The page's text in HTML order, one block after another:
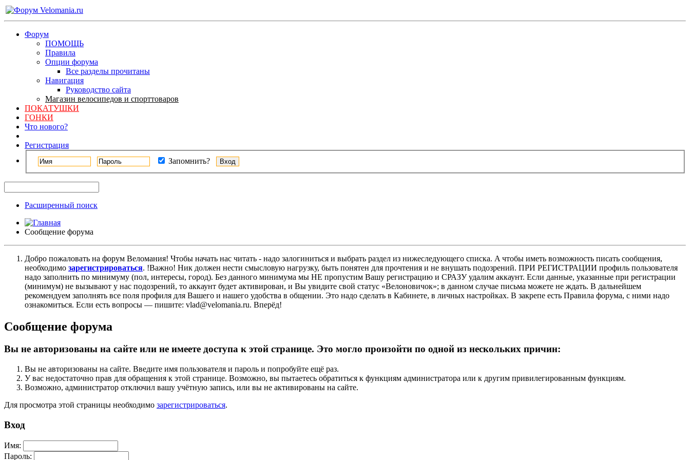
Форум
ПОМОЩЬ
Правила
Опции форума
Все разделы прочитаны
Навигация
Руководство сайта
Магазин велосипедов и спорттоваров
ПОКАТУШКИ
ГОНКИ
Что нового?
Регистрация
Запомнить?
Расширенный поиск
Сообщение форума
Добро пожаловать на форум Веломания! Чтобы начать нас читать - надо залогиниться и выбрать раздел из нижеследующего списка. A чтобы иметь возможность писать сообщения,
необходимо зарегистрироваться. !Важно! Ник должен нести смысловую нагрузку, быть понятен для прочтения и не внушать подозрений. ПРИ РЕГИСТРАЦИИ профиль пользователя
надо заполнить по минимуму (пол, интересы, город). Без данного минимума мы НЕ пропустим Вашу регистрацию и СРАЗУ удалим аккаунт. Если данные, указанные при регистрации
(минимум) не вызывают у нас подозрений, то аккаунт будет активирован, и Вы увидите свой статус «Велоновичок»; в данном случае письма можете не ждать. В дальнейшем
рекомендуем заполнять все поля профиля для Вашего и нашего удобства в общении. Это надо сделать в Кабинете, в личных настройках. В закрепе есть Правила форума, с ними надо
ознакомиться. Если есть вопросы — пишите: vlad@velomania.ru. Вперёд!
Сообщение форума
Вы не авторизованы на сайте или не имеете доступа к этой странице. Это могло произойти по одной из нескольких причин:
Вы не авторизованы на сайте. Введите имя пользователя и пароль и попробуйте ещё раз.
У вас недостаточно прав для обращения к этой странице. Возможно, вы пытаетесь обратиться к функциям администратора или к другим привилегированным функциям.
Возможно, администратор отключил вашу учётную запись, или вы не активированы на сайте.
Для просмотра этой страницы необходимо зарегистрироваться.
Вход
Имя:
Пароль: